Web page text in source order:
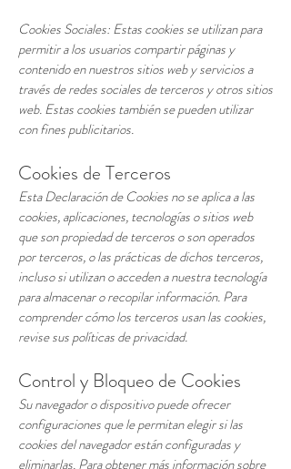
Cookies Sociales: Estas cookies se utilizan para
permitir a los usuarios compartir páginas y
contenido en nuestros sitios web y servicios a
través de redes sociales de terceros y otros sitios
web. Estas cookies también se pueden utilizar
con fines publicitarios.
Cookies de Terceros
Esta Declaración de Cookies no se aplica a las
cookies, aplicaciones, tecnologías o sitios web
que son propiedad de terceros o son operados
por terceros, o las prácticas de dichos terceros,
incluso si utilizan o acceden a nuestra tecnología
para almacenar o recopilar información. Para
comprender cómo los terceros usan las cookies,
revise sus políticas de privacidad.
Control y Bloqueo de Cookies
Su navegador o dispositivo puede ofrecer
configuraciones que le permitan elegir si las
cookies del navegador están configuradas y
eliminarlas. Para obtener más información sobre